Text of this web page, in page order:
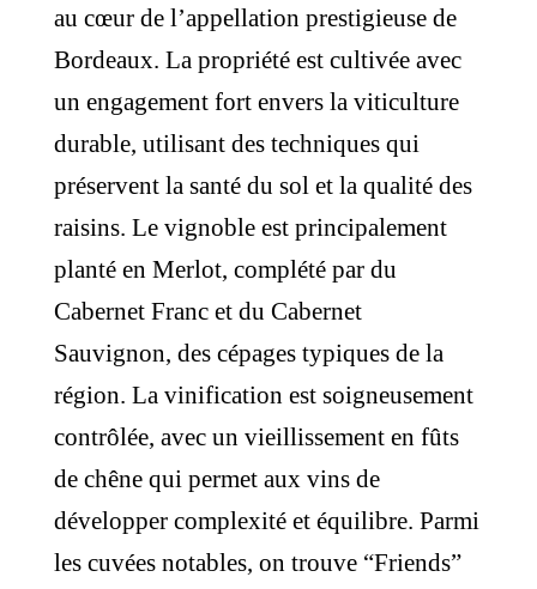
au cœur de l’appellation prestigieuse de
Bordeaux. La propriété est cultivée avec
un engagement fort envers la viticulture
durable, utilisant des techniques qui
préservent la santé du sol et la qualité des
raisins. Le vignoble est principalement
planté en Merlot, complété par du
Cabernet Franc et du Cabernet
Sauvignon, des cépages typiques de la
région. La vinification est soigneusement
contrôlée, avec un vieillissement en fûts
de chêne qui permet aux vins de
développer complexité et équilibre. Parmi
les cuvées notables, on trouve “Friends”